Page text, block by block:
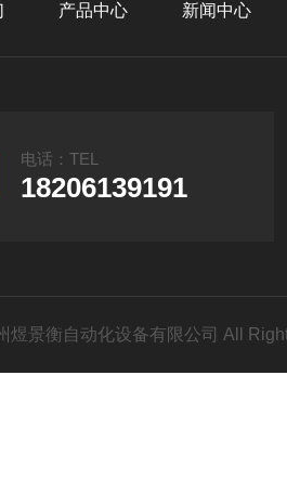
产品中心 新闻中心
电话：TEL
18206139191
煜景衡自动化设备有限公司 All